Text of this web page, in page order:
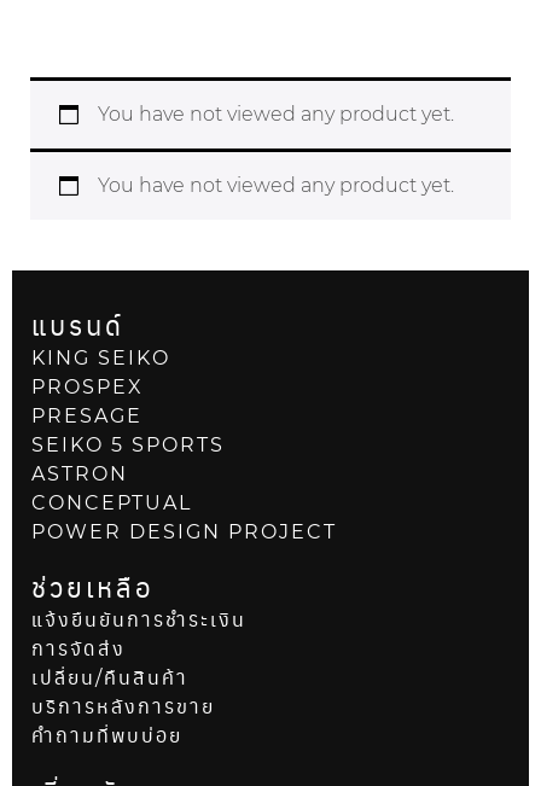
You have not viewed any product yet.
You have not viewed any product yet.
แบรนด์
KING SEIKO
PROSPEX
PRESAGE
SEIKO 5 SPORTS
ASTRON
CONCEPTUAL
POWER DESIGN PROJECT
ช่วยเหลือ
แจ้งยืนยันการชำระเงิน
การจัดส่ง
เปลี่ยน/คืนสินค้า
บริการหลังการขาย
คำถามที่พบบ่อย